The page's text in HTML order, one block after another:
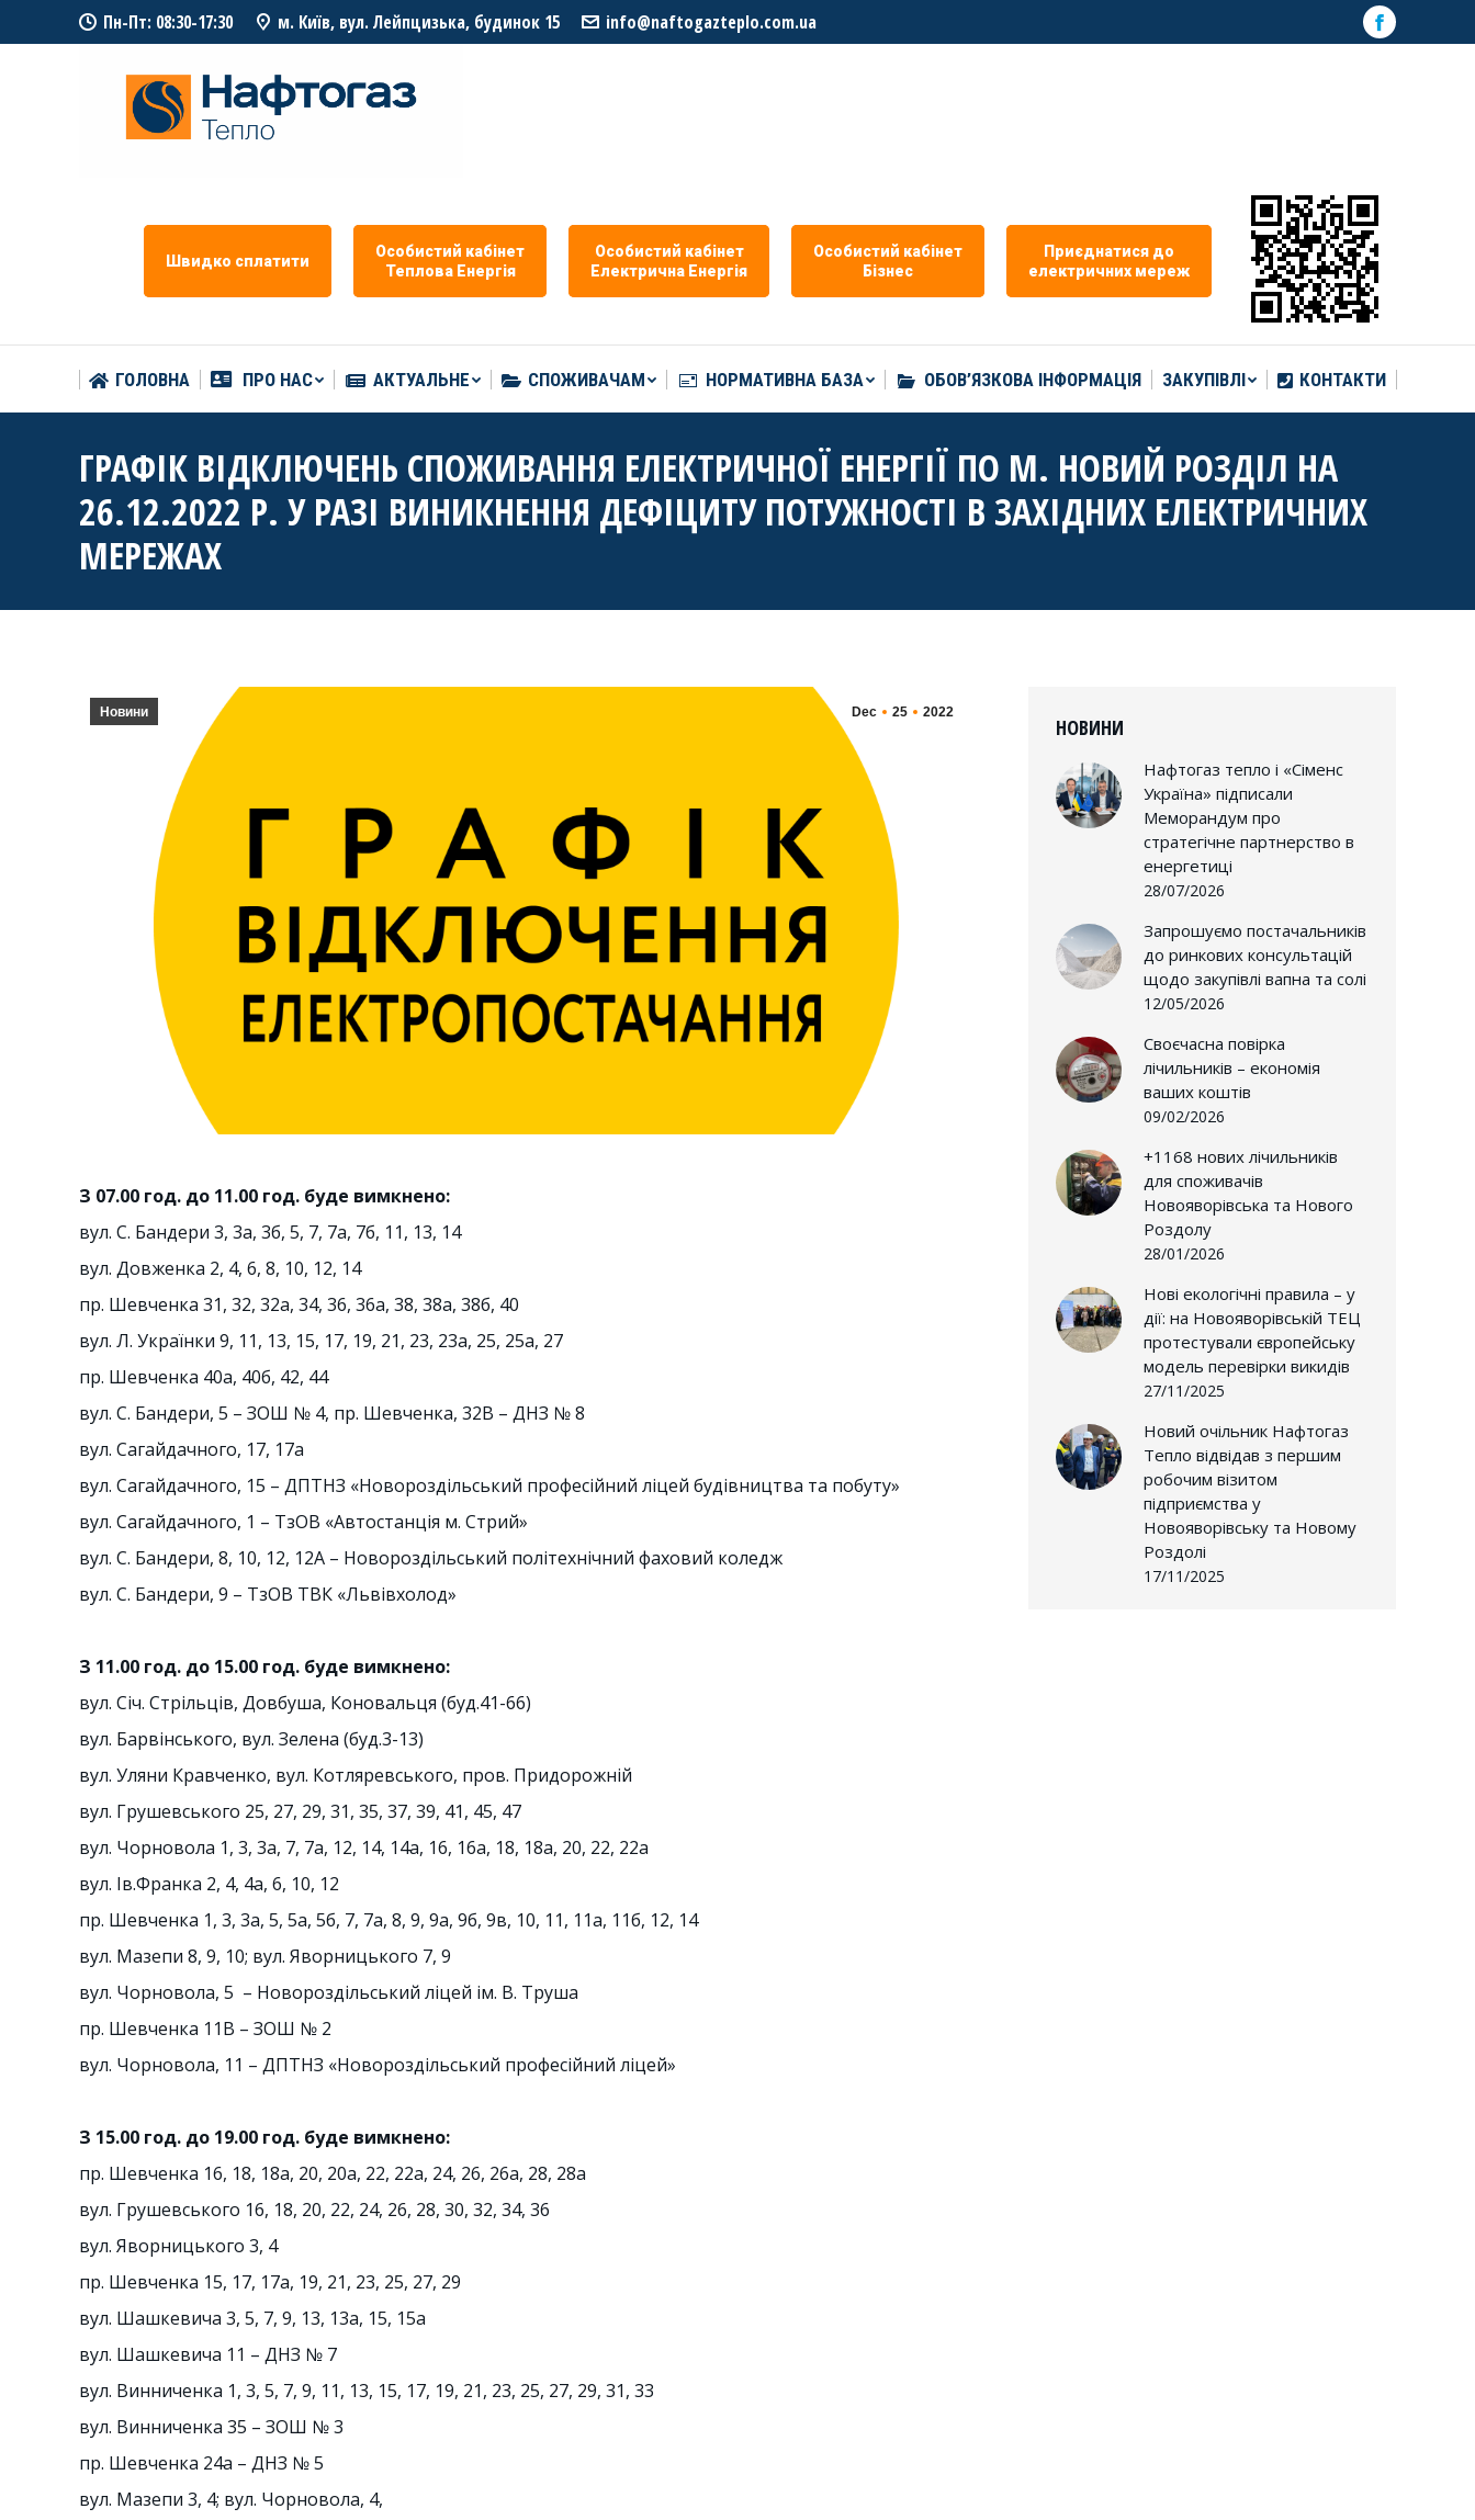
Пн-Пт: 08:30-17:30 м. Київ, вул. Лейпцизька, будинок 15 info@naftogazteplo.com.ua
Facebook
Швидко сплатити
Особистий кабiнет
Теплова Eнергiя
Особистий кабiнет
Eлектрична Eнергія
Особистий кабiнет
Бізнес
Приєднатися до
електричних мереж
ГОЛОВНА ПРО НАС АКТУАЛЬНЕ СПОЖИВАЧАМ НОРМАТИВНА БАЗА ОБОВ’ЯЗКОВА ІНФОРМАЦІЯ ЗАКУПІВЛІ КОНТАКТИ
ГРАФІК ВІДКЛЮЧЕНЬ СПОЖИВАННЯ ЕЛЕКТРИЧНОЇ ЕНЕРГІЇ ПО М. НОВИЙ РОЗДІЛ НА
26.12.2022 Р. У РАЗІ ВИНИКНЕННЯ ДЕФІЦИТУ ПОТУЖНОСТІ В ЗАХІДНИХ ЕЛЕКТРИЧНИХ
МЕРЕЖАХ
Dec 25 2022
Новини
З 07.00 год. до 11.00 год. буде вимкнено:
вул. С. Бандери 3, 3а, 3б, 5, 7, 7а, 7б, 11, 13, 14
вул. Довженка 2, 4, 6, 8, 10, 12, 14
пр. Шевченка 31, 32, 32а, 34, 36, 36а, 38, 38а, 38б, 40
вул. Л. Українки 9, 11, 13, 15, 17, 19, 21, 23, 23а, 25, 25а, 27
пр. Шевченка 40а, 40б, 42, 44
вул. С. Бандери, 5 – ЗОШ № 4, пр. Шевченка, 32В – ДНЗ № 8
вул. Сагайдачного, 17, 17а
вул. Сагайдачного, 15 – ДПТНЗ «Новороздільський професійний ліцей будівництва та побуту»
вул. Сагайдачного, 1 – ТзОВ «Автостанція м. Стрий»
вул. С. Бандери, 8, 10, 12, 12А – Новороздільський політехнічний фаховий коледж
вул. С. Бандери, 9 – ТзОВ ТВК «Львівхолод»
З 11.00 год. до 15.00 год. буде вимкнено:
вул. Січ. Стрільців, Довбуша, Коновальця (буд.41-66)
вул. Барвінського, вул. Зелена (буд.3-13)
вул. Уляни Кравченко, вул. Котляревського, пров. Придорожній
вул. Грушевського 25, 27, 29, 31, 35, 37, 39, 41, 45, 47
вул. Чорновола 1, 3, 3а, 7, 7а, 12, 14, 14а, 16, 16а, 18, 18а, 20, 22, 22а
вул. Ів.Франка 2, 4, 4а, 6, 10, 12
пр. Шевченка 1, 3, 3а, 5, 5а, 5б, 7, 7а, 8, 9, 9а, 9б, 9в, 10, 11, 11а, 11б, 12, 14
вул. Мазепи 8, 9, 10; вул. Яворницького 7, 9
вул. Чорновола, 5 – Новороздільський ліцей ім. В. Труша
пр. Шевченка 11В – ЗОШ № 2
вул. Чорновола, 11 – ДПТНЗ «Новороздільський професійний ліцей»
З 15.00 год. до 19.00 год. буде вимкнено:
пр. Шевченка 16, 18, 18а, 20, 20а, 22, 22а, 24, 26, 26а, 28, 28а
вул. Грушевського 16, 18, 20, 22, 24, 26, 28, 30, 32, 34, 36
вул. Яворницького 3, 4
пр. Шевченка 15, 17, 17а, 19, 21, 23, 25, 27, 29
вул. Шашкевича 3, 5, 7, 9, 13, 13а, 15, 15а
вул. Шашкевича 11 – ДНЗ № 7
вул. Винниченка 1, 3, 5, 7, 9, 11, 13, 15, 17, 19, 21, 23, 25, 27, 29, 31, 33
вул. Винниченка 35 – ЗОШ № 3
пр. Шевченка 24а – ДНЗ № 5
вул. Мазепи 3, 4; вул. Чорновола, 4,
НОВИНИ
Нафтогаз тепло і «Сіменс
Україна» підписали
Меморандум про
стратегічне партнерство в
енергетиці
28/07/2026
Запрошуємо постачальників
до ринкових консультацій
щодо закупівлі вапна та солі
12/05/2026
Своєчасна повірка
лічильників – економія
ваших коштів
09/02/2026
+1168 нових лічильників
для споживачів
Новояворівська та Нового
Роздолу
28/01/2026
Нові екологічні правила – у
дії: на Новояворівській ТЕЦ
протестували європейську
модель перевірки викидів
27/11/2025
Новий очільник Нафтогаз
Тепло відвідав з першим
робочим візитом
підприємства у
Новояворівську та Новому
Роздолі
17/11/2025
ГОЛОВНА ПРО НАС АКТУАЛЬНЕ СПОЖИВАЧАМ НОРМАТИВНА БАЗА КОНТАКТИ